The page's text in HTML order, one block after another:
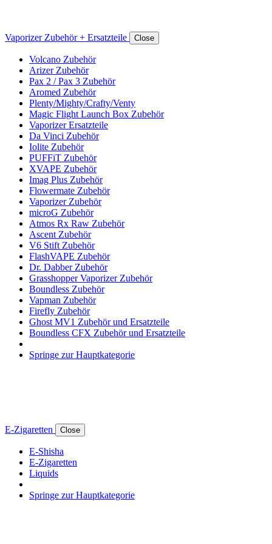
Vaporizer Zubehör + Ersatzteile Close
Volcano Zubehör
Arizer Zubehör
Pax 2 / Pax 3 Zubehör
Aromed Zubehör
Plenty/Mighty/Crafty/Venty
Magic Flight Launch Box Zubehör
Vaporizer Ersatzteile
Da Vinci Zubehör
Iolite Zubehör
PUFFiT Zubehör
XVAPE Zubehör
Imag Plus Zubehör
Flowermate Zubehör
Vaporizer Zubehör
microG Zubehör
Atmos Rx Raw Zubehör
Ascent Zubehör
V6 Stift Zubehör
FlashVAPE Zubehör
Dr. Dabber Zubehör
Grasshopper Vaporizer Zubehör
Boundless Zubehör
Vapman Zubehör
Firefly Zubehör
Ghost MV1 Zubehör und Ersatzteile
Boundless CFX Zubehör und Ersatzteile
Springe zur Hauptkategorie
E-Zigaretten Close
E-Shisha
E-Zigaretten
Liquids
Springe zur Hauptkategorie